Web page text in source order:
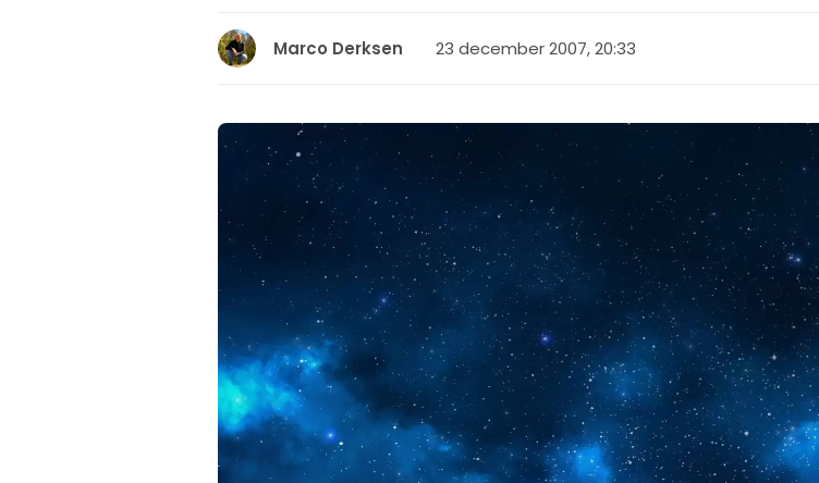
Marco Derksen 23 december 2007, 20:33